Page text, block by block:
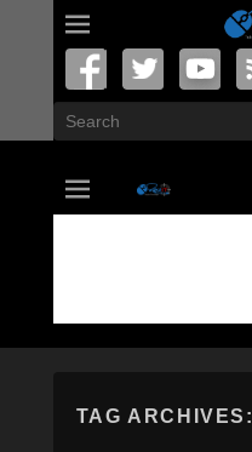
Search
vastIT.ro
Blog de Tehnologie
TAG ARCHIVES: